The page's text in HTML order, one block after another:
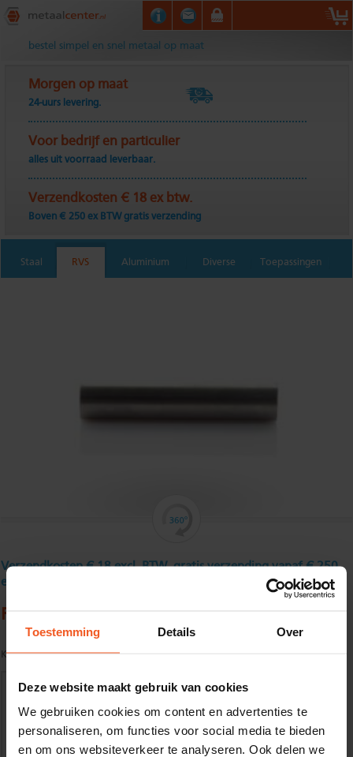
Toestemming Details Over
Deze website maakt gebruik van cookies
We gebruiken cookies om content en advertenties te
personaliseren, om functies voor social media te bieden
en om ons websiteverkeer te analyseren. Ook delen we
Metaalcenter.nl
bestel simpel en snel metaal op maat
Morgen op maat
24-uurs levering.
Voor bedrijf en particulier
alles uit voorraad leverbaar.
Verzendkosten € 18 ex btw.
Boven € 250 ex BTW gratis verzending
Staal RVS Aluminium Diverse Toepassingen
Verzendkosten € 18 excl. BTW, gratis verzending vanaf € 250
excl. BTW
Rondstaf roestvast 12 mm
Kwaliteit: AISI 304
Gewenste
(max. 2000 mm)